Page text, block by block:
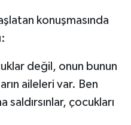
konuşmasında
değil, onun bunun
aileleri var. Ben
çocukları